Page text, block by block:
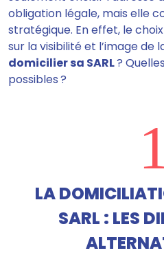
obligation légale, mais elle
stratégique. En effet, le
sur la visibilité et l’image de
domicilier sa SARL?
possibles ?
LA
SARL : LES